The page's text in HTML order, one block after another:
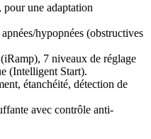
une adaptation
hypopnées (obstructives
7 niveaux de réglage
(Intelligent Start).
étanchéité, détection de
avec contrôle anti-